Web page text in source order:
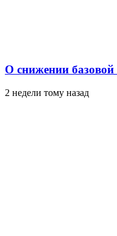
О снижении базовой
2 недели тому назад